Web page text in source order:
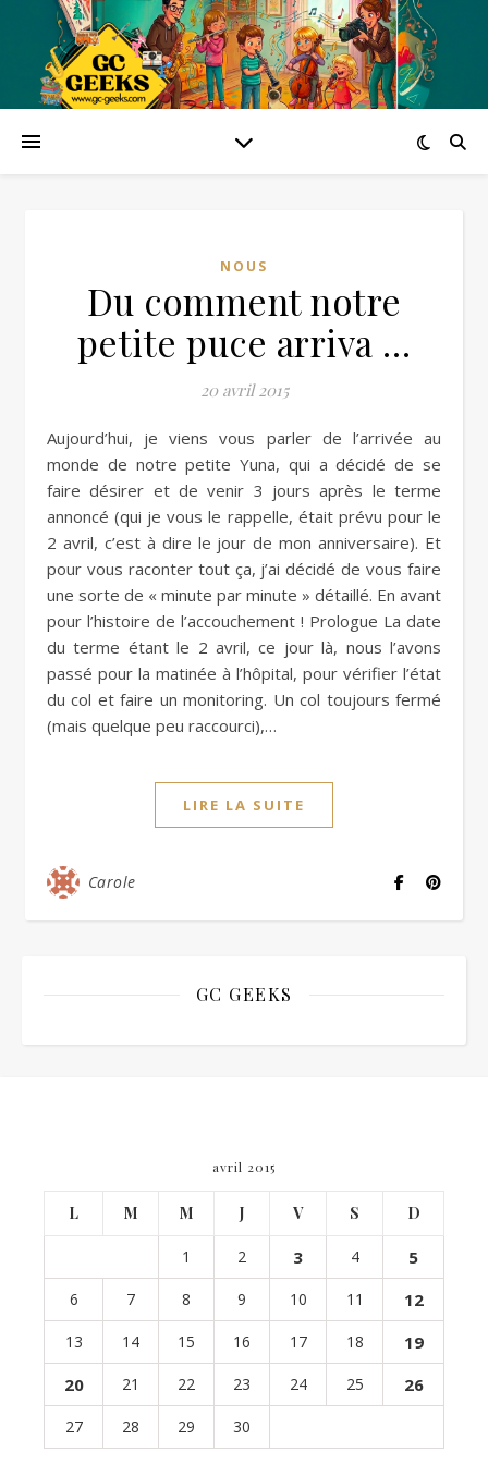
NOUS
Du comment notre
petite puce arriva …
20 avril 2015
Aujourd’hui, je viens vous parler de l’arrivée au
monde de notre petite Yuna, qui a décidé de se
faire désirer et de venir 3 jours après le terme
annoncé (qui je vous le rappelle, était prévu pour le
2 avril, c’est à dire le jour de mon anniversaire). Et
pour vous raconter tout ça, j’ai décidé de vous faire
une sorte de « minute par minute » détaillé. En avant
pour l’histoire de l’accouchement ! Prologue La date
du terme étant le 2 avril, ce jour là, nous l’avons
passé pour la matinée à l’hôpital, pour vérifier l’état
du col et faire un monitoring. Un col toujours fermé
(mais quelque peu raccourci),…
LIRE LA SUITE
Carole
GC GEEKS
avril 2015
L M M J V S D
1 2 3 4 5
6 7 8 9 10 11 12
13 14 15 16 17 18
19
20
21 22 23 24 25 26
27 28 29 30